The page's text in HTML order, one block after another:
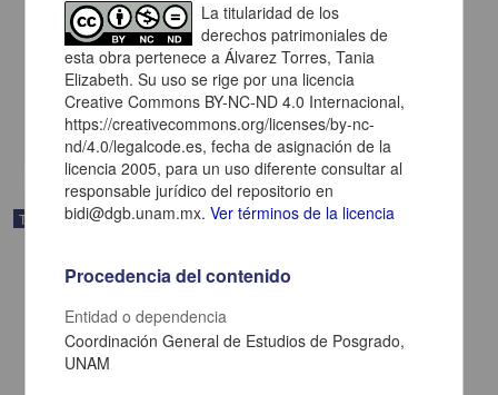
Importancia de la ética profesional en el docente
Jorge Martínez, Mayra Elisa
Artes y Humanidades
Trabajo de grado
La titularidad de los
derechos patrimoniales de
esta obra pertenece a Álvarez Torres, Tania
Elizabeth. Su uso se rige por una licencia
Creative Commons BY-NC-ND 4.0 Internacional,
https://creativecommons.org/licenses/by-nc-
nd/4.0/legalcode.es, fecha de asignación de la
licencia 2005, para un uso diferente consultar al
responsable jurídico del repositorio en
bidi@dgb.unam.mx.Ver términos de la licencia
Procedencia del contenido
Entidad o dependencia
Coordinación General de Estudios de Posgrado,
UNAM